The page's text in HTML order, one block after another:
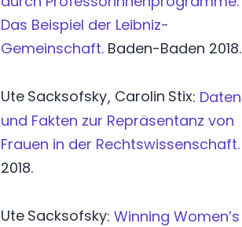
Das Beispiel der Leibniz-
Gemeinschaft. Baden-Baden 2018.
Ute Sacksofsky, Carolin Stix: Daten
und Fakten zur Repräsentanz von
Frauen in der Rechtswissenschaft.
2018.
Ute Sacksofsky: Winning Women’s